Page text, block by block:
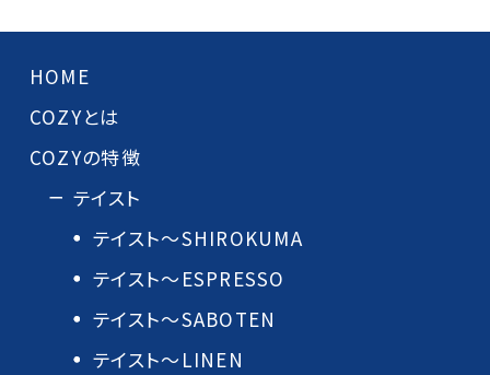
HOME
COZYとは
COZYの特徴
テイスト
テイスト～SHIROKUMA
テイスト～ESPRESSO
テイスト～SABOTEN
テイスト～LINEN